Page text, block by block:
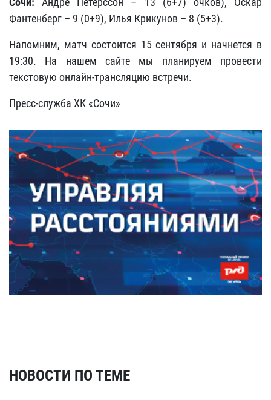
Фантенберг – 9 (0+9), Илья Крикунов – 8 (5+3).
Напомним, матч состоится 15 сентября и начнется в
19:30. На нашем сайте мы планируем провести
текстовую онлайн-трансляцию встречи.
Пресс-служба ХК «Сочи»
НОВОСТИ ПО ТЕМЕ